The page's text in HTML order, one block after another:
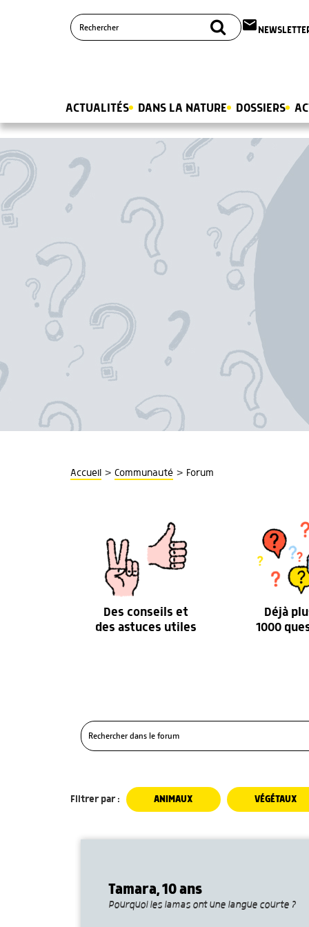
email
ACTUALITÉS DANS LA NATURE DOSSIERS
Accueil > Communauté > Forum
Des conseils et
des astuces utiles
Déjà
1000
Filtrer par : ANIMAUX VÉGÉTAUX
Tamara, 10 ans
Pourquoi les lamas ont une langue courte ?